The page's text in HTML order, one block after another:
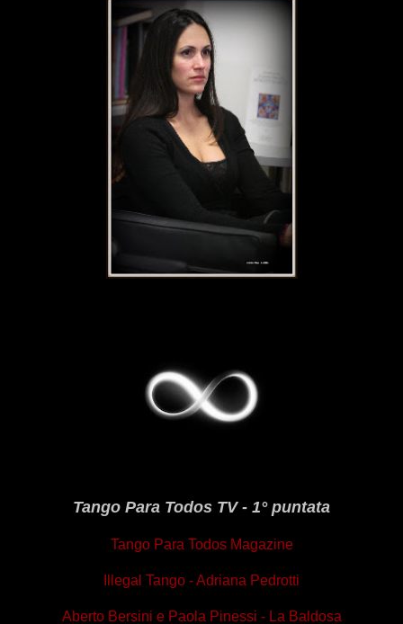
Tango Para Todos TV - 1° puntata
Tango Para Todos Magazine
Illegal Tango - Adriana Pedrotti
Aberto Bersini e Paola Pinessi - La Baldosa